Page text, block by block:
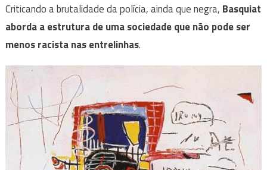
Criticando a brutalidade da polícia, ainda que negra, Basquiat
aborda a estrutura de uma sociedade que não pode ser
menos racista nas entrelinhas.